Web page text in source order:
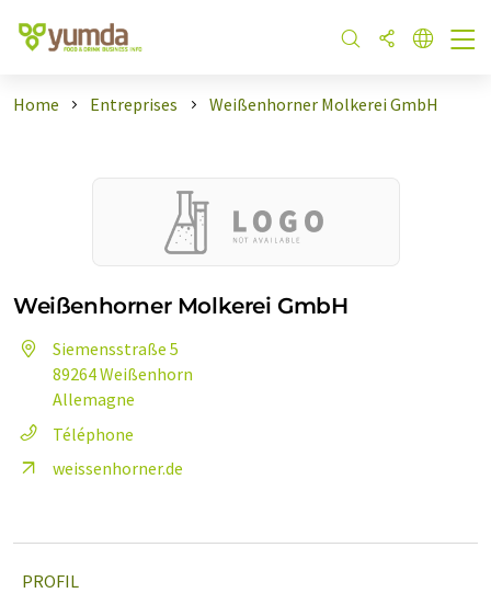
Home Entreprises Weißenhorner Molkerei GmbH
Weißenhorner Molkerei GmbH
Siemensstraße 5
89264 Weißenhorn
Allemagne
Téléphone
weissenhorner.de
PROFIL